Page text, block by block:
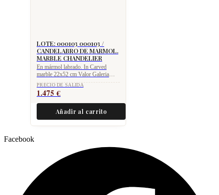
LOTE: 000103 000103 /
CANDELABRO DE MARMOL.
MARBLE CHANDELIER
En mármol labrado. In Carved
marble 22x52 cm Valor Galeria
Gallery value 2.975 €
PRECIO DE SALIDA
1.475€
Añadir al carrito
Facebook